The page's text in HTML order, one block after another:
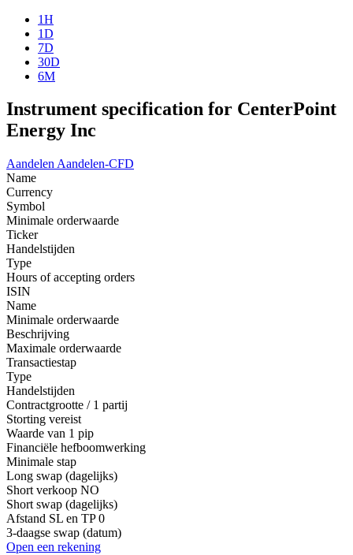
1H
1D
7D
30D
6M
Instrument specification for CenterPoint
Energy Inc
Aandelen Aandelen-CFD
Name
Currency
Symbol
Minimale orderwaarde
Ticker
Handelstijden
Type
Hours of accepting orders
ISIN
Name
Minimale orderwaarde
Beschrijving
Maximale orderwaarde
Transactiestap
Type
Handelstijden
Contractgrootte / 1 partij
Storting vereist
Waarde van 1 pip
Financiële hefboomwerking
Minimale stap
Long swap (dagelijks)
Short verkoop NO
Short swap (dagelijks)
Afstand SL en TP 0
3-daagse swap (datum)
Open een rekening